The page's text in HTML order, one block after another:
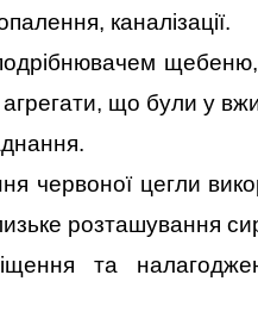
каналізації.
що були у
червоної цегли
розташування
та